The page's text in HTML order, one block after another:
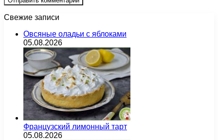
Свежие записи
Овсяные оладьи с яблоками
05.08.2026
Французский лимонный тарт
05.08.2026